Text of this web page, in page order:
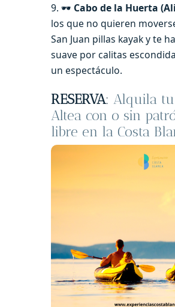
9. 🕶️ Cabo de la Huerta
los que no quieren
San Juan pillas kayak y te
suave por calitas
un espectáculo.
RESERVA: Alquila
Altea con o sin
libre en la Costa